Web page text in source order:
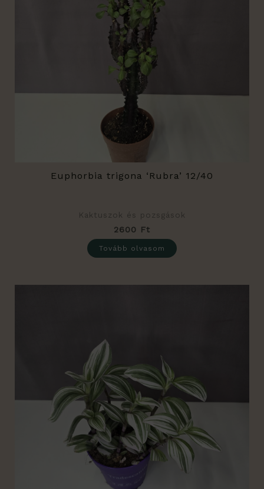
Euphorbia trigona ‘Rubra’ 12/40
Kaktuszok és pozsgások
2600 Ft
Tovább olvasom